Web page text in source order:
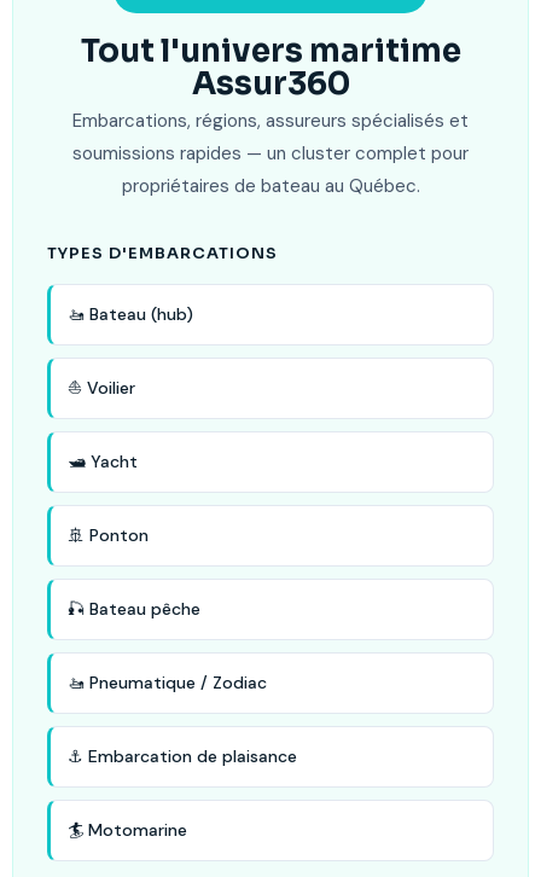
Tout l'univers maritime
Assur360
Embarcations, régions, assureurs spécialisés et
soumissions rapides — un cluster complet pour
propriétaires de bateau au Québec.
TYPES D'EMBARCATIONS
🚤 Bateau (hub)
⛵ Voilier
🛥️ Yacht
🚢 Ponton
🎣 Bateau pêche
🚤 Pneumatique / Zodiac
⚓ Embarcation de plaisance
🏄 Motomarine